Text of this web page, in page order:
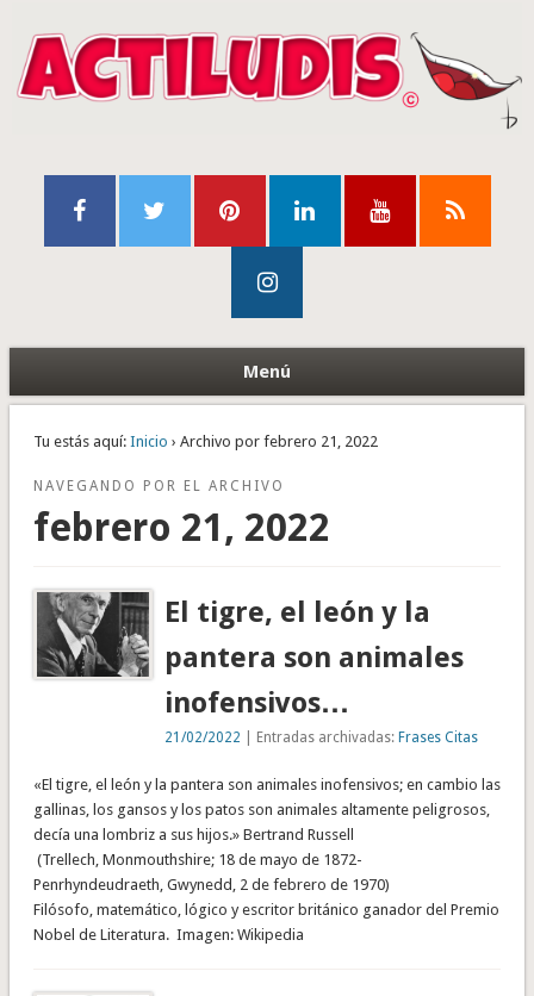
Menú
Tu estás aquí: Inicio › Archivo por febrero 21, 2022
NAVEGANDO POR EL ARCHIVO
febrero 21, 2022
El tigre, el león y la
pantera son animales
inofensivos…
21/02/2022 | Entradas archivadas:Frases Citas
«El tigre, el león y la pantera son animales inofensivos; en cambio las
gallinas, los gansos y los patos son animales altamente peligrosos,
decía una lombriz a sus hijos.» Bertrand Russell
(Trellech, Monmouthshire; 18 de mayo de 1872-
Penrhyndeudraeth, Gwynedd, 2 de febrero de 1970)
Filósofo, matemático, lógico y escritor británico ganador del Premio
Nobel de Literatura. Imagen: Wikipedia